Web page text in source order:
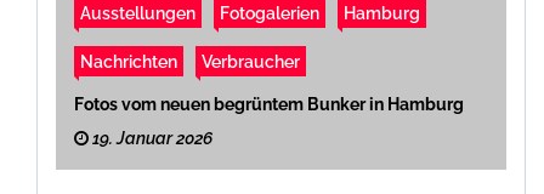
Ausstellungen Fotogalerien Hamburg
Nachrichten Verbraucher
Fotos vom neuen begrüntem Bunker in Hamburg
19. Januar 2026